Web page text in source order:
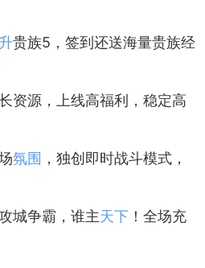
贵族5，签到还送海量贵族经
资源，上线高福利，稳定高
氛围 ，独创即时战斗模式，
城争霸，谁主天下 ！全场充